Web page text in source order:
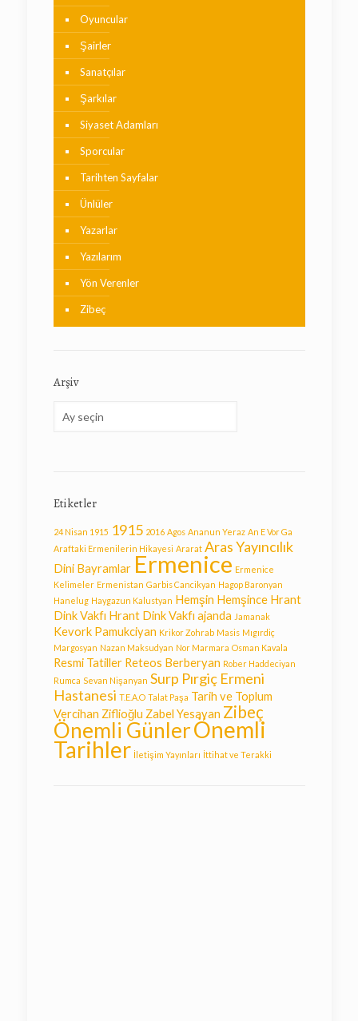
Oyuncular
Şairler
Sanatçılar
Şarkılar
Siyaset Adamları
Sporcular
Tarihten Sayfalar
Ünlüler
Yazarlar
Yazılarım
Yön Verenler
Zibeç
Arşiv
Etiketler
24 Nisan 1915 1915 2016 Agos Ananun Yeraz An E Vor Ga
Araftaki Ermenilerin Hikayesi Ararat Aras Yayıncılık
Dini Bayramlar Ermenice Ermenice
Kelimeler Ermenistan Garbis Cancikyan Hagop Baronyan
Hanelug Haygazun Kalustyan Hemşin Hemşince Hrant
Dink Vakfı Hrant Dink Vakfı ajanda Jamanak
Kevork Pamukciyan Krikor Zohrab Masis Mıgırdiç
Margosyan Nazan Maksudyan Nor Marmara Osman Kavala
Resmi Tatiller Reteos Berberyan Rober Haddeciyan
Rumca Sevan Nişanyan Surp Pırgiç Ermeni
Hastanesi T.E.A.O Talat Paşa Tarih ve Toplum
Vercihan Ziflioğlu Zabel Yesayan Zibeç
Önemli GünlerÖnemli
Tarihler İletişim Yayınları İttihat ve Terakki